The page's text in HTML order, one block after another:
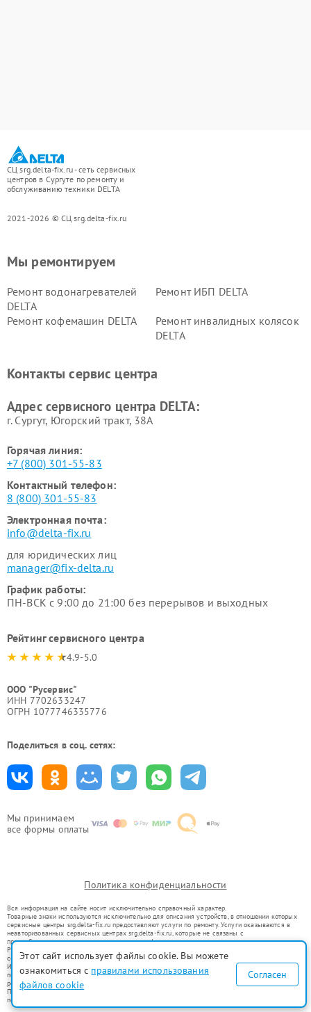
СЦ srg.delta-fix.ru - сеть сервисных
центров в Сургуте по ремонту и
обслуживанию техники DELTA
2021-2026 © СЦ srg.delta-fix.ru
Мы принимаем
все формы оплаты
Мы ремонтируем
Ремонт водонагревателей
DELTA
Ремонт ИБП DELTA
Ремонт кофемашин DELTA
Ремонт инвалидных колясок
DELTA
Контакты сервис центра
Адрес сервисного центра DELTA:
г. Сургут, Югорский тракт, 38А
Горячая линия:
+7 (800) 301-55-83
Контактный телефон:
8 (800) 301-55-83
Электронная почта:
info@delta-fix.ru
для юридических лиц
manager@fix-delta.ru
График работы:
ПН-ВСК с 9:00 до 21:00 без перерывов и выходных
Рейтинг сервисного центра
4.9-5.0
ООО "Русервис"
ИНН 7702633247
ОГРН 1077746335776
Поделиться в соц. сетях:
Политика конфиденциальности
Вся информация на сайте носит исключительно справочный характер.
Товарные знаки используются исключительно для описания устройств, в отношении которых
сервисные центры srg.delta-fix.ru предоставляют услуги по ремонту. Услуги оказываются в
неавторизованных сервисных центрах srg.delta-fix.ru, которые не связаны с
правообладателями товарных знаков или их официальными представителями.
Ремонт осуществляется для устройств, уже введенных в гражданский оборот в соответствии
со статьей 1487 ГК РФ.
Использование товарных знаков не преследует цели индивидуализации услуг или введения
потребителей в заблуждение, а служит для информирования о предоставляемых услугах по
ремонту техники указанных брендов.
Представленная на сайте информация не является публичной офертой, определяемой
положениями Статьи 437(2) Гражданского кодекса РФ
Этот сайт использует файлы cookie. Вы можете
ознакомиться с правилами использования
файлов cookie
Согласен